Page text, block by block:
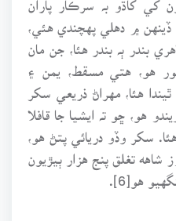
ڏينهن ۾ دهلي پهچندي هئي،
بندر ٻہ بندر هئا، جن مان
هو، هتي مسقط، يمن ۽
ٿيندا هئا، مهراڻ ذريعي سکر
هو، ڇو تہ ايشيا جا قافلا
سکر وڏو دريائي پتڻ هو،
شاهه تغلق پنج هزار ٻيڙيون
هو[6].